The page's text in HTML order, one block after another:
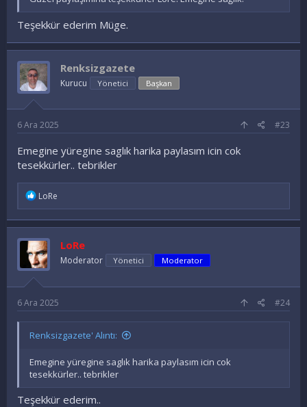
Teşekkür ederim Müge.
Renksizgazete
Kurucu Yönetici Başkan
6 Ara 2025 #23
Emegine yüregine saglık harika paylasım icin cok
tesekkürler.. tebrikler
İ
d
e
l
e
r
:
LoRe
LoRe
Moderator Yönetici Moderator
6 Ara 2025 #24
Renksizgazete' Alıntı:
Emegine yüregine saglık harika paylasım icin cok
tesekkürler.. tebrikler
Teşekkür ederim..